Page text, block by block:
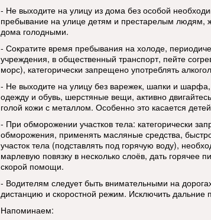
- Не выходите на улицу из дома без особой
пребывание на улице детям и престарелым людям,
дома голодными.
- Сократите время пребывания на холоде,
учреждения, в общественный транспорт, пейте
морс), категорически запрещено употреблять
- Не выходите на улицу без варежек, шапки и
одежду и обувь, шерстяные вещи, активно
голой кожи с металлом. Особенно это касается
- При обморожении участков тела: категорически
обморожения, применять масляные средства,
участок тела (подставлять под горячую воду),
марлевую повязку в несколько слоёв, дать горячее
скорой помощи.
- Водителям следует быть внимательными на
дистанцию и скоростной режим. Исключить дальние
Напоминаем: